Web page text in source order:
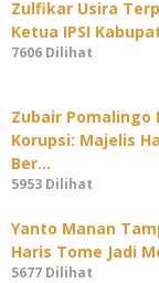
Zulfikar Usira
Ketua IPSI
7606 Dilihat
Zubair Pomalingo
Korupsi: Majelis
Ber…
5953 Dilihat
Yanto Manan
Haris Tome Jadi
5677 Dilihat